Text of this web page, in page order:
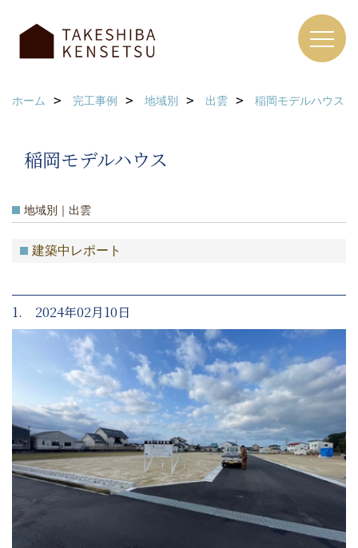
ホーム 完工事例 地域別 出雲 稲岡モデルハウス
稲岡モデルハウス
地域別｜出雲
建築中レポート
1. 2024年02月10日